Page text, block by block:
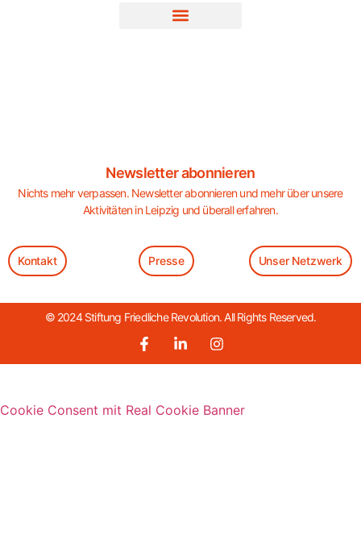
Newsletter abonnieren
Nichts mehr verpassen. Newsletter abonnieren und mehr über unsere
Aktivitäten in Leipzig und überall erfahren.
Kontakt Presse Unser Netzwerk
© 2024 Stiftung Friedliche Revolution. All Rights Reserved.
Cookie Consent mit Real Cookie Banner